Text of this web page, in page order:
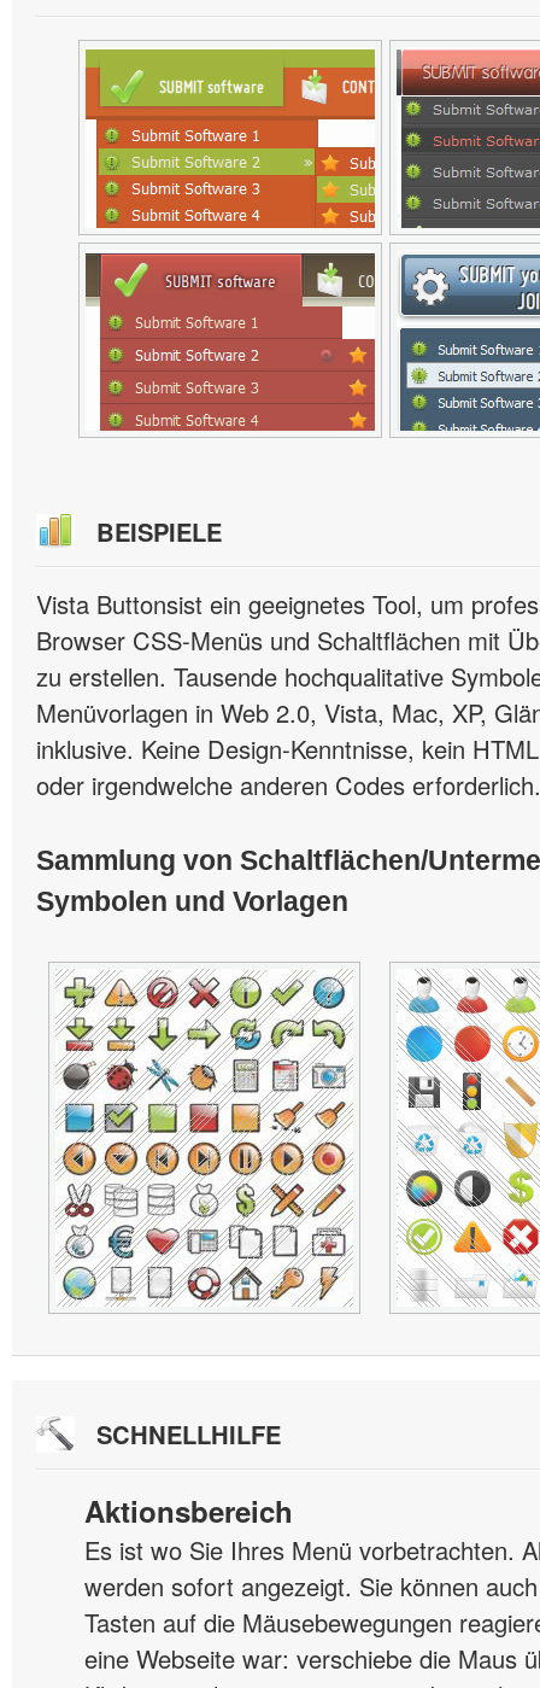
BEISPIELE
Vista Buttonsist ein geeignetes Tool, um
Browser CSS-Menüs und Schaltflächen mit
zu erstellen. Tausende hochqualitative
Menüvorlagen in Web 2.0, Vista, Mac, XP,
inklusive. Keine Design-Kenntnisse, kein
oder irgendwelche anderen Codes erforderlich.
Sammlung von Schaltflächen/
Symbolen und Vorlagen
SCHNELLHILFE
Aktionsbereich
Es ist wo Sie Ihres Menü vorbetrachten.
werden sofort angezeigt. Sie können
Tasten auf die Mäusebewegungen
eine Webseite war: verschiebe die Maus